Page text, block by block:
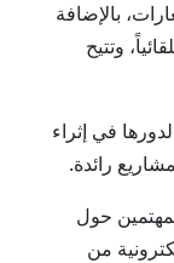
بالإضافة
وتتيح
في إثراء
رائدة.
حول
من